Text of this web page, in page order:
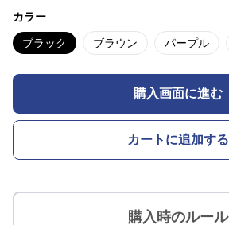
カラー
ブラック ブラウン パープル
購入画面に進む
カートに追加する
購入時のルール